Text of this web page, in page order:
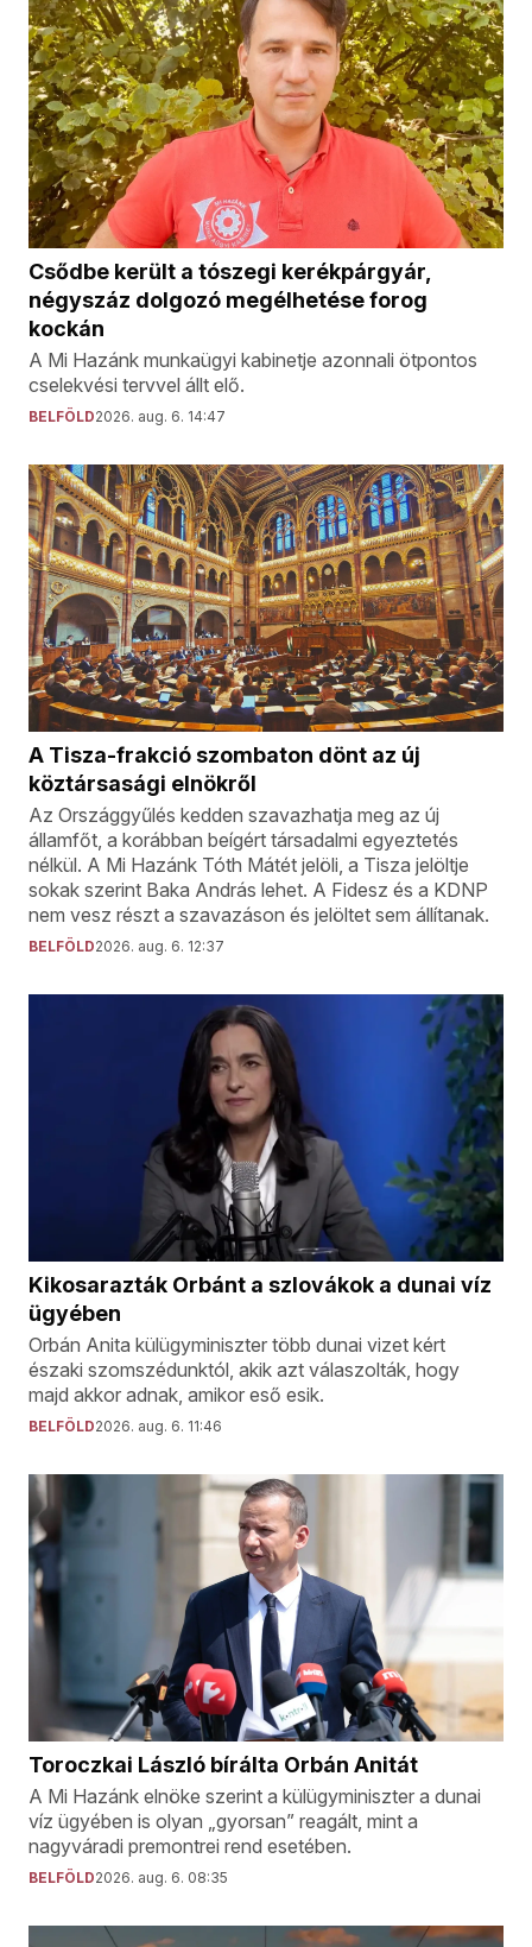
Csődbe került a tószegi kerékpárgyár,
négyszáz dolgozó megélhetése forog
kockán
A Mi Hazánk munkaügyi kabinetje azonnali ötpontos
cselekvési tervvel állt elő.
BELFÖLD2026. aug. 6. 14:47
A Tisza-frakció szombaton dönt az új
köztársasági elnökről
Az Országgyűlés kedden szavazhatja meg az új
államfőt, a korábban beígért társadalmi egyeztetés
nélkül. A Mi Hazánk Tóth Mátét jelöli, a Tisza jelöltje
sokak szerint Baka András lehet. A Fidesz és a KDNP
nem vesz részt a szavazáson és jelöltet sem állítanak.
BELFÖLD2026. aug. 6. 12:37
Kikosarazták Orbánt a szlovákok a dunai víz
ügyében
Orbán Anita külügyminiszter több dunai vizet kért
északi szomszédunktól, akik azt válaszolták, hogy
majd akkor adnak, amikor eső esik.
BELFÖLD2026. aug. 6. 11:46
Toroczkai László bírálta Orbán Anitát
A Mi Hazánk elnöke szerint a külügyminiszter a dunai
víz ügyében is olyan „gyorsan” reagált, mint a
nagyváradi premontrei rend esetében.
BELFÖLD2026. aug. 6. 08:35